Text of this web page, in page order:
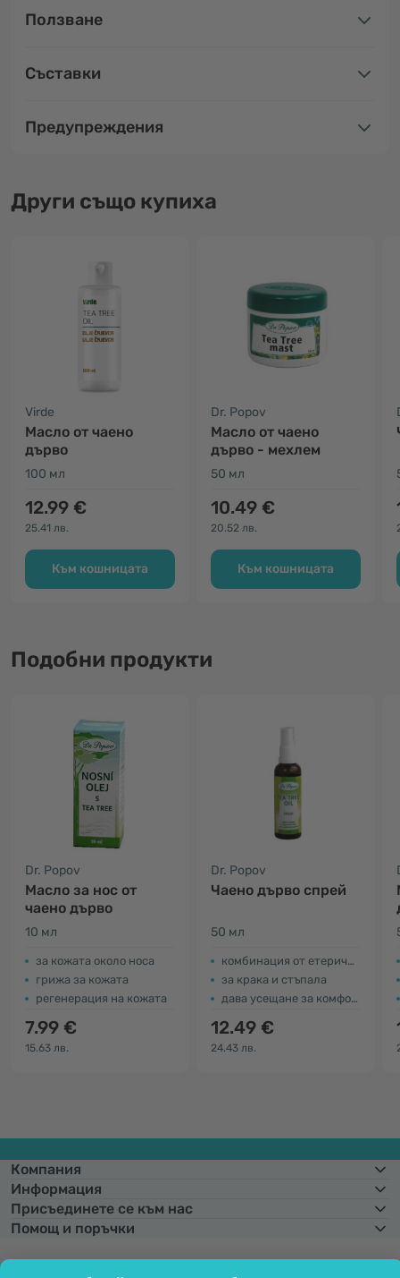
Ползване
Съставки
Предупреждения
Други също купиха
Virde
Масло от чаено
дърво
100 мл
12.99 €
25.41 лв.
Към кошницата
Dr. Popov
Масло от чаено
дърво - мехлем
50 мл
10.49 €
20.52 лв.
Към кошницата
Подобни продукти
Dr. Popov
Масло за нос от
чаено дърво
10 мл
за кожата около носа
грижа за кожата
регенерация на кожата
7.99 €
15.63 лв.
Dr. Popov
Чаено дърво спрей
50 мл
комбинация от етерични масла
за крака и стъпала
дава усещане за комфорт
12.49 €
24.43 лв.
Компания
Информация
Присъединете се към нас
Помощ и поръчки